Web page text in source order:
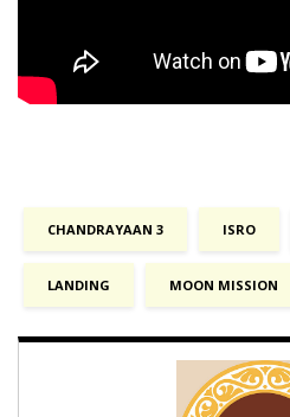
CHANDRAYAAN 3 ISRO
LANDING MOON MISSION